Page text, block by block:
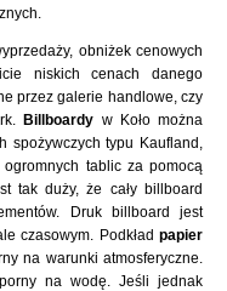
obniżek cenowych
niskich cenach danego
przez galerie handlowe, czy
Billboardy w Koło można
spożywczych typu Kaufland,
tablic za pomocą
tak duży, że cały billboard
Druk billboard jest
czasowym. Podkład papier
na warunki atmosferyczne.
na wodę. Jeśli jednak